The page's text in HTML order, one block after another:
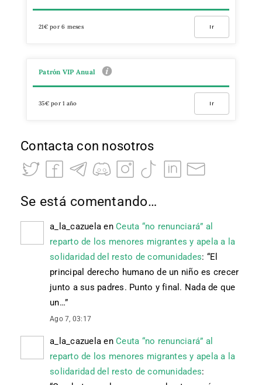
21€ por 6 meses Ir
Patrón VIP Anual
35€ por 1 año Ir
Contacta con nosotros
Se está comentando…
a_la_cazuela en Ceuta “no renunciará” al
reparto de los menores migrantes y apela a la
solidaridad del resto de comunidades: “El
principal derecho humano de un niño es crecer
junto a sus padres. Punto y final. Nada de que
un…”
Ago 7, 03:17
a_la_cazuela en Ceuta “no renunciará” al
reparto de los menores migrantes y apela a la
solidaridad del resto de comunidades: